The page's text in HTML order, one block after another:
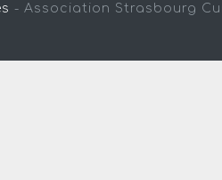
- Association Strasbourg